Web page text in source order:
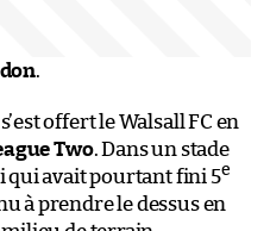
.
offert le Walsall FC en
Two. Dans un stade
qui avait pourtant fini 5e
à prendre le dessus en